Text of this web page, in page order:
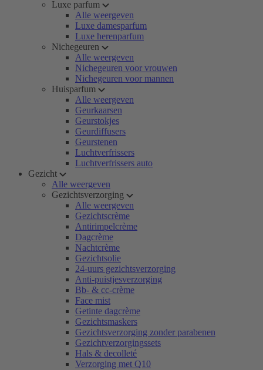
Luxe parfum
Alle weergeven
Luxe damesparfum
Luxe herenparfum
Nichegeuren
Alle weergeven
Nichegeuren voor vrouwen
Nichegeuren voor mannen
Huisparfum
Alle weergeven
Geurkaarsen
Geurstokjes
Geurdiffusers
Geurstenen
Luchtverfrissers
Luchtverfrissers auto
Gezicht
Alle weergeven
Gezichtsverzorging
Alle weergeven
Gezichtscrème
Antirimpelcrème
Dagcrème
Nachtcrème
Gezichtsolie
24-uurs gezichtsverzorging
Anti-puistjesverzorging
Bb- & cc-crème
Face mist
Getinte dagcrème
Gezichtsmaskers
Gezichtsverzorging zonder parabenen
Gezichtverzorgingssets
Hals & decolleté
Verzorging met Q10